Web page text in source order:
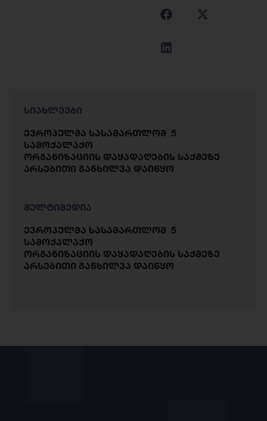
სიახლეები
ევროპულმა სასამართლომ 5
სამოქალაქო
ორგანიზაციის დაყადაღების საქმეზე
არსებითი განხილვა დაიწყო
მულტიმედია
ევროპულმა სასამართლომ 5
სამოქალაქო
ორგანიზაციის დაყადაღების საქმეზე
არსებითი განხილვა დაიწყო